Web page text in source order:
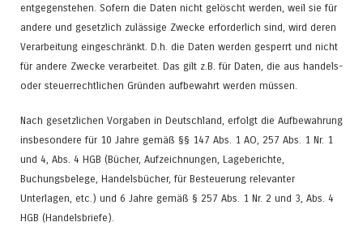
entgegenstehen. Sofern die Daten nicht gelöscht werden, weil sie für
andere und gesetzlich zulässige Zwecke erforderlich sind, wird deren
Verarbeitung eingeschränkt. D.h. die Daten werden gesperrt und nicht
für andere Zwecke verarbeitet. Das gilt z.B. für Daten, die aus handels-
oder steuerrechtlichen Gründen aufbewahrt werden müssen.
Nach gesetzlichen Vorgaben in Deutschland, erfolgt die Aufbewahrung
insbesondere für 10 Jahre gemäß §§ 147 Abs. 1 AO, 257 Abs. 1 Nr. 1
und 4, Abs. 4 HGB (Bücher, Aufzeichnungen, Lageberichte,
Buchungsbelege, Handelsbücher, für Besteuerung relevanter
Unterlagen, etc.) und 6 Jahre gemäß § 257 Abs. 1 Nr. 2 und 3, Abs. 4
HGB (Handelsbriefe).